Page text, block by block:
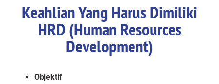
Keahlian Yang Harus Dimiliki
HRD (Human Resources
Development)
Objektif